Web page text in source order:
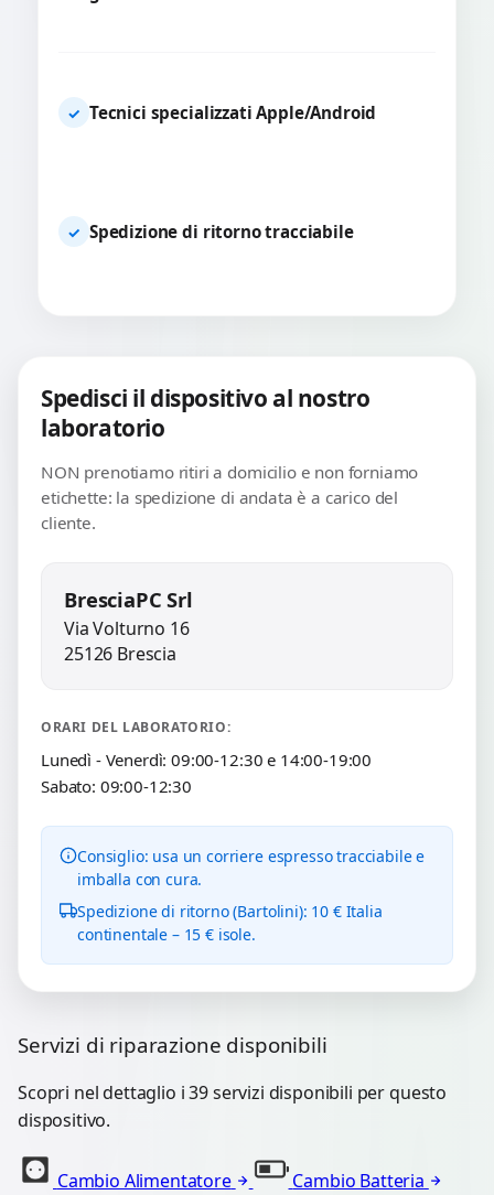
✓ Tecnici specializzati Apple/Android
✓ Spedizione di ritorno tracciabile
Spedisci il dispositivo al nostro
laboratorio
NON prenotiamo ritiri a domicilio e non forniamo
etichette: la spedizione di andata è a carico del
cliente.
BresciaPC Srl
Via Volturno 16
25126 Brescia
ORARI DEL LABORATORIO:
Lunedì - Venerdì: 09:00-12:30 e 14:00-19:00
Sabato: 09:00-12:30
Consiglio: usa un corriere espresso tracciabile e
imballa con cura.
Spedizione di ritorno (Bartolini): 10 € Italia
continentale – 15 € isole.
Servizi di riparazione disponibili
Scopri nel dettaglio i 39 servizi disponibili per questo
dispositivo.
Cambio Alimentatore
Cambio Batteria